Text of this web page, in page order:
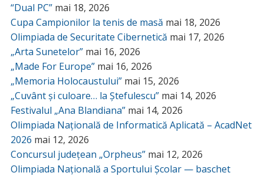
“Dual PC” mai 18, 2026
Cupa Campionilor la tenis de masă mai 18, 2026
Olimpiada de Securitate Cibernetică mai 17, 2026
„Arta Sunetelor” mai 16, 2026
„Made For Europe” mai 16, 2026
„Memoria Holocaustului” mai 15, 2026
„Cuvânt și culoare… la Ștefulescu” mai 14, 2026
Festivalul „Ana Blandiana” mai 14, 2026
Olimpiada Națională de Informatică Aplicată – AcadNet
2026 mai 12, 2026
Concursul județean „Orpheus” mai 12, 2026
Olimpiada Națională a Sportului Școlar — baschet